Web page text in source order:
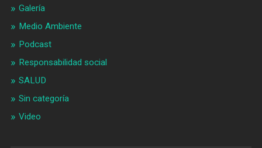
Galería
Medio Ambiente
Podcast
Responsabilidad social
SALUD
Sin categoría
Video